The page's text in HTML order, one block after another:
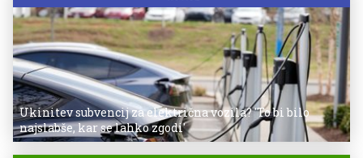
Ukinitev subvencij za električna vozila? 'To bi bilo
najslabše, kar se lahko zgodi'